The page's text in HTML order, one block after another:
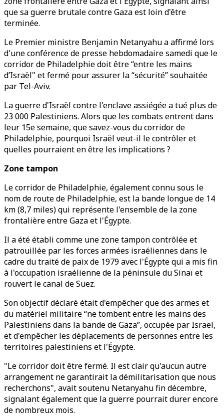
que sa guerre brutale contre Gaza est loin d'être
terminée.
Le Premier ministre Benjamin Netanyahu a affirmé lors
d'une conférence de presse hebdomadaire samedi que le
corridor de Philadelphie doit être “entre les mains
d’Israël" et fermé pour assurer la “sécurité” souhaitée
par Tel-Aviv.
La guerre d'Israël contre l'enclave assiégée a tué plus de
23 000 Palestiniens. Alors que les combats entrent dans
leur 15e semaine, que savez-vous du corridor de
Philadelphie, pourquoi Israël veut-il le contrôler et
quelles pourraient en être les implications ?
Zone tampon
Le corridor de Philadelphie, également connu sous le
nom de route de Philadelphie, est la bande longue de 14
km (8,7 miles) qui représente l'ensemble de la zone
frontalière entre Gaza et l'Égypte.
Il a été établi comme une zone tampon contrôlée et
patrouillée par les forces armées israéliennes dans le
cadre du traité de paix de 1979 avec l'Égypte qui a mis fin
à l'occupation israélienne de la péninsule du Sinaï et
rouvert le canal de Suez.
Son objectif déclaré était d'empêcher que des armes et
du matériel militaire “ne tombent entre les mains des
Palestiniens dans la bande de Gaza”, occupée par Israël,
et d'empêcher les déplacements de personnes entre les
territoires palestiniens et l'Égypte.
"Le corridor doit être fermé. Il est clair qu'aucun autre
arrangement ne garantirait la démilitarisation que nous
recherchons", avait soutenu Netanyahu fin décembre,
signalant également que la guerre pourrait durer encore
de nombreux mois.